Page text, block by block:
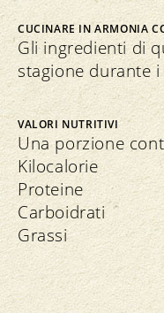
CUCINARE IN ARMONIA
Gli ingredienti di
stagione durante
VALORI NUTRITIVI
Una porzione
Kilocalorie
Proteine
Carboidrati
Grassi